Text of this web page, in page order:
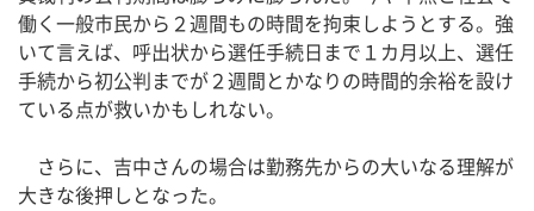
働く一般市民から２週間もの時間を拘束しようとする。強
いて言えば、呼出状から選任手続日まで１カ月以上、選任
手続から初公判までが２週間とかなりの時間的余裕を設け
ている点が救いかもしれない。
さらに、吉中さんの場合は勤務先からの大いなる理解が
大きな後押しとなった。